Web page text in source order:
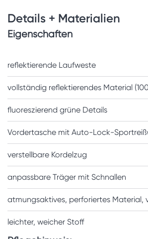
Details + Materialien
Eigenschaften
reflektierende Laufweste
vollständig reflektierendes Material
fluoreszierend grüne Details
Vordertasche mit Auto-Lock-
verstellbare Kordelzug
anpassbare Träger mit Schnallen
atmungsaktives, perforiertes Material,
leichter, weicher Stoff